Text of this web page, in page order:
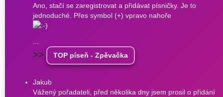
Ano, stačí se zaregistrovat a přidávat písničky. Je to
jednoduché. Přes symbol (+) vpravo nahoře
>> TOP píseň - Zpěvačka
Jakub
Vážený pořadateli, před několika dny jsem prosil o přidání